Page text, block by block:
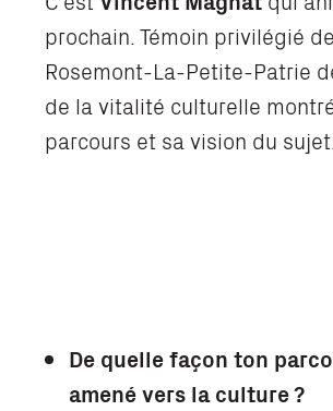
prochain. Témoin privilégié
Rosemont-La-Petite-Patrie
de la vitalité culturelle
parcours et sa vision du
De quelle façon ton p
amené vers la culture ?